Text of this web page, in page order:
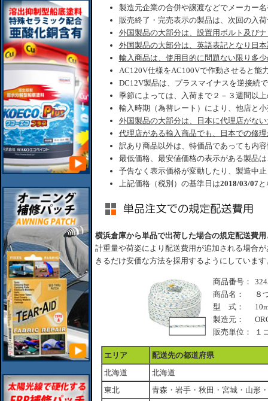
製造元企業の合併や譲渡などでメーカー
販売終了・完売表示の製品は、次回の入
外国製品の大部分は、設置用ボルト及び
外国製品の大部分は、英語表記となり日
輸入商品は、使用目的に問題ない限り多
AC120V仕様をAC100Vで作動させると能
DC12V製品は、プラスマイナスを逆接続
季節によっては、入荷まで２－３週間以
輸入時期（為替レート）により、他店と
外国製品の大部分は、日本に代理店がな
代理店がある輸入商品でも、日本での修
訳あり商品以外は、特価品であっても内
最低価格、最安値価格の表示がある製品
予告なく表示価格が変動したり、製造中
上記価格（税別）の基準日は2018/03/07と
横浜倉庫から単品で出荷した場合の規定配送費用
計重量や荷姿により配送費用が追加される場合
きるだけ安価な方法を採用するようにしています
商品番号：
商品名：
８
型 式：
製造元：
販売単位：
１
エリア
配送先の都道府県
北海道
北海道
東北
青森・岩手・秋田・宮城・山形